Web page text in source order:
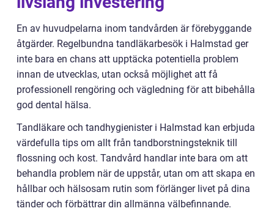
En av huvudpelarna inom tandvården är förebyggande
åtgärder. Regelbundna tandläkarbesök i Halmstad ger
inte bara en chans att upptäcka potentiella problem
innan de utvecklas, utan också möjlighet att få
professionell rengöring och vägledning för att bibehålla
god dental hälsa.
Tandläkare och tandhygienister i Halmstad kan erbjuda
värdefulla tips om allt från tandborstningsteknik till
flossning och kost. Tandvård handlar inte bara om att
behandla problem när de uppstår, utan om att skapa en
hållbar och hälsosam rutin som förlänger livet på dina
tänder och förbättrar din allmänna välbefinnande.